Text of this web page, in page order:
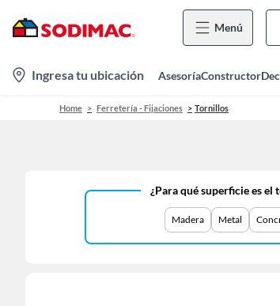
Menú
location-
icon
Ingresa tu ubicación AsesoríaConstructor
Home Ferretería - Fijaciones Tornillos
¿Para qué superficie es el
Madera Metal